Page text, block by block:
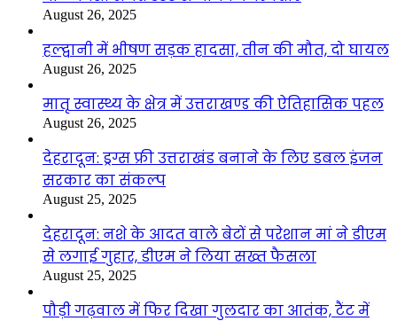
August 26, 2025
हल्द्वानी में भीषण सड़क हादसा, तीन की मौत, दो घायल
August 26, 2025
मातृ स्वास्थ्य के क्षेत्र में उत्तराखण्ड की ऐतिहासिक पहल
August 26, 2025
देहरादून: ड्रग्स फ्री उत्तराखंड बनाने के लिए डबल इंजन
सरकार का संकल्प
August 25, 2025
देहरादून: नशे के आदत वाले बेटों से परेशान मां ने डीएम
से लगाई गुहार, डीएम ने लिया सख्त फैसला
August 25, 2025
पौड़ी गढ़वाल में फिर दिखा गुलदार का आतंक, टैंट में